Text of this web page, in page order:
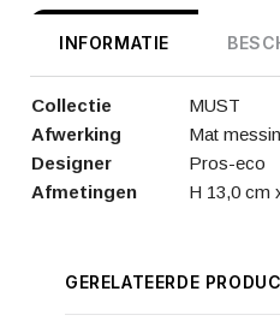
INFORMATIE
Collectie
MUST
Afwerking
Mat
Designer
Pros-eco
Afmetingen
H 13,0 cm
GERELATEERDE